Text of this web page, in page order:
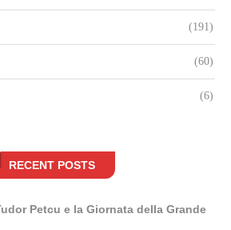
(191)
(60)
(6)
RECENT POSTS
Petcu e la Giornata della Grande